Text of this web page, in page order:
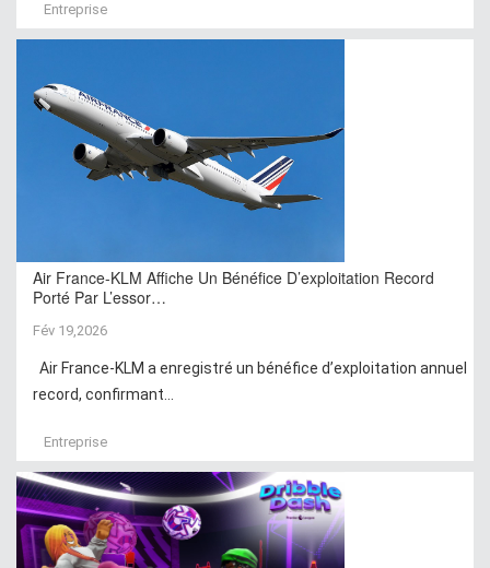
Entreprise
Air France-KLM Affiche Un Bénéfice D’exploitation Record
Porté Par L’essor…
Fév 19,2026
Air France-KLM a enregistré un bénéfice d’exploitation annuel
record, confirmant...
Entreprise